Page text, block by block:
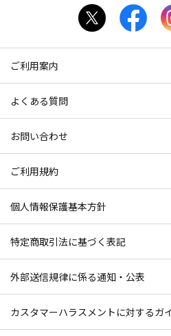
ご利用案内
よくある質問
お問い合わせ
ご利用規約
個人情報保護基本方針
特定商取引法に基づく表記
外部送信規律に係る通知・公表
カスタマーハラスメントに対するガ